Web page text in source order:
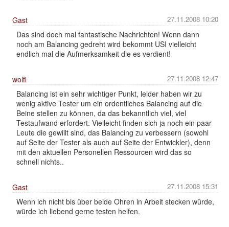
27.11.2008 10:20
Gast
Das sind doch mal fantastische Nachrichten! Wenn dann
noch am Balancing gedreht wird bekommt USI vielleicht
endlich mal die Aufmerksamkeit die es verdient!
27.11.2008 12:47
wolfi
Balancing ist ein sehr wichtiger Punkt, leider haben wir zu
wenig aktive Tester um ein ordentliches Balancing auf die
Beine stellen zu können, da das bekanntlich viel, viel
Testaufwand erfordert. Vielleicht finden sich ja noch ein paar
Leute die gewillt sind, das Balancing zu verbessern (sowohl
auf Seite der Tester als auch auf Seite der Entwickler), denn
mit den aktuellen Personellen Ressourcen wird das so
schnell nichts..
27.11.2008 15:31
Gast
Wenn ich nicht bis über beide Ohren in Arbeit stecken würde,
würde ich liebend gerne testen helfen.